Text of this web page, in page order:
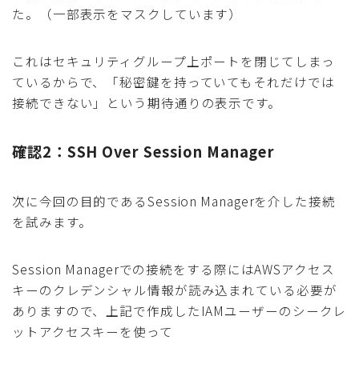
た。（一部表示をマスクしています）
これはセキュリティグループ上ポートを閉じてしまっ
ているからで、「秘密鍵を持っていてもそれだけでは
接続できない」という期待通りの表示です。
確認2：SSH Over Session Manager
次に今回の目的であるSession Managerを介した接続
を試みます。
Session Managerでの接続をする際にはAWSアクセス
キーのクレデンシャル情報が読み込まれている必要が
ありますので、上記で作成したIAMユーザーのシークレ
ットアクセスキーを使って